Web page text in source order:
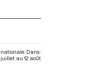
Dans :
au 12 août